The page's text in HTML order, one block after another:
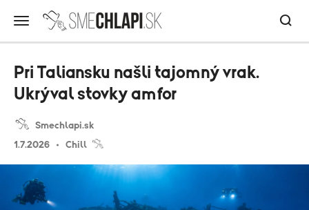
Smechlapi.sk
1.7.2026
Chill
Pri Taliansku našli tajomný vrak.
Ukrýval stovky amfor